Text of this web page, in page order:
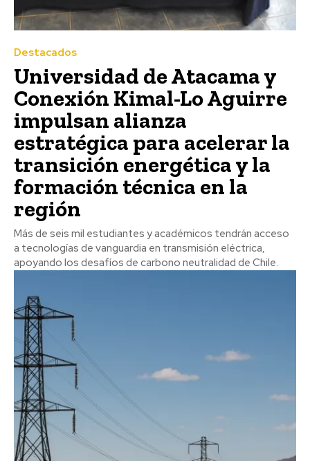
Destacados
Universidad de Atacama y
Conexión Kimal-Lo Aguirre
impulsan alianza
estratégica para acelerar la
transición energética y la
formación técnica en la
región
Más de seis mil estudiantes y académicos tendrán acceso
a tecnologías de vanguardia en transmisión eléctrica,
apoyando los desafíos de carbono neutralidad de Chile.